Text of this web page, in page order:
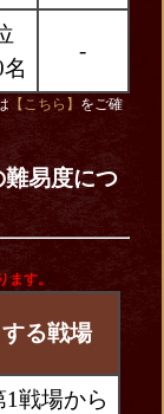
-
【こちら】 をご確
難易度につ
す。
る戦場
戦場から